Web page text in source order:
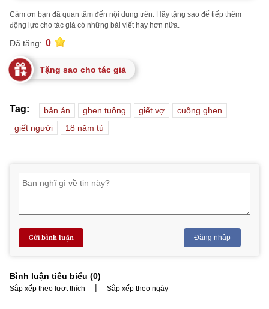
Cảm ơn bạn đã quan tâm đến nội dung trên. Hãy tặng sao để tiếp thêm
động lực cho tác giả có những bài viết hay hơn nữa.
Đã tặng: 0
Tặng sao cho tác giả
Tag: bản án ghen tuông giết vợ
cuồng ghen
giết người
18 năm tù
Gửi bình luận Đăng nhập
Bình luận tiêu biểu (0)
Sắp xếp theo lượt thích | Sắp xếp theo ngày